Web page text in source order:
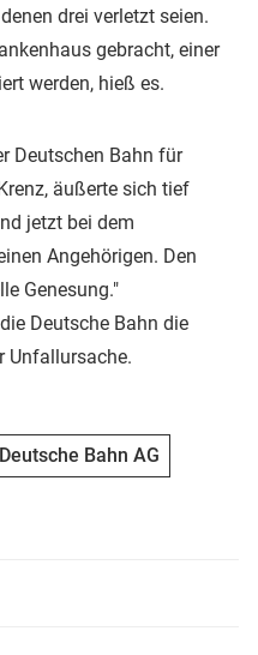
drei verletzt seien.
gebracht, einer
werden, hieß es.
Deutschen Bahn für
äußerte sich tief
jetzt bei dem
Angehörigen. Den
Genesung."
Deutsche Bahn die
Unfallursache.
Deutsche Bahn AG